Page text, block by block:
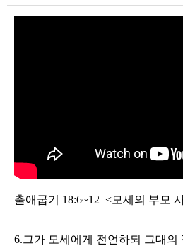
출애굽기 18:6~12 <모세의 부모
6.그가 모세에게 전언하되 그대의